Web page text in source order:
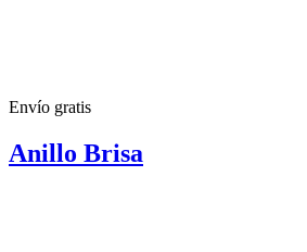
Envío gratis
Anillo Brisa